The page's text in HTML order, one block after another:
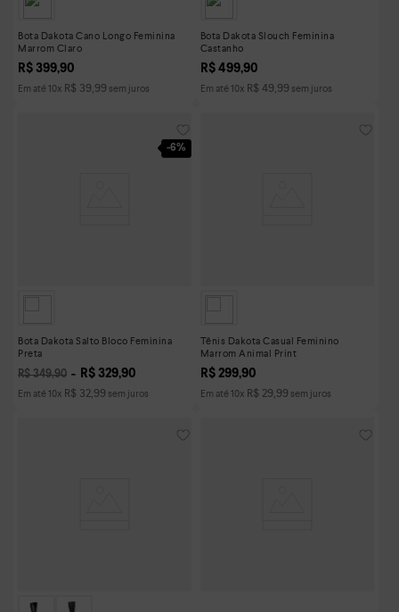
Bota Dakota Cano Longo Feminina
Marrom Claro
R$ 399,90
Em até 10x R$ 39,99 sem juros
Bota Dakota Slouch Feminina
Castanho
R$ 499,90
Em até 10x R$ 49,99 sem juros
-6%
Bota Dakota Salto Bloco Feminina
Preta
R$ 349,90 R$ 329,90
Em até 10x R$ 32,99 sem juros
Tênis Dakota Casual Feminino
Marrom Animal Print
R$ 299,90
Em até 10x R$ 29,99 sem juros